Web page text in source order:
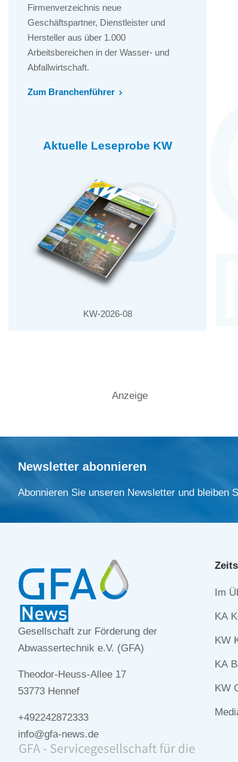
Firmenverzeichnis neue
Geschäftspartner, Dienstleister und
Hersteller aus über 1.000
Arbeitsbereichen in der Wasser- und
Abfallwirtschaft.
Zum Branchenführer
Aktuelle Leseprobe KW
KW-2026-08
Anzeige
Newsletter abonnieren
Abonnieren Sie unseren Newsletter und bleiben
Gesellschaft zur Förderung der
Abwassertechnik e.V. (GFA)
Theodor-Heuss-Allee 17
53773 Hennef
+492242872333
info@gfa-news.de
Im
KA
KW
KA
KW